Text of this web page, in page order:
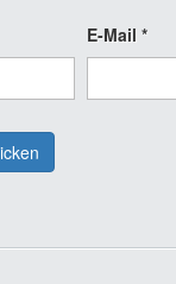
E-Mail *